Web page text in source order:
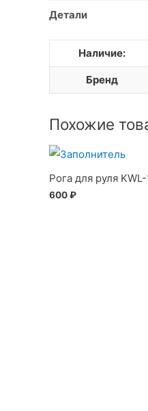
Детали
Наличие:
Бренд
Похожие
Рога для руля KWL-
600₽